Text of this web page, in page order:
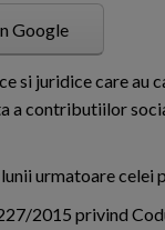
Google
si juridice care au
a contributiilor
urmatoare
2015 privind